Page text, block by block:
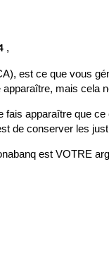
,
est ce que vous
mais cela
fais apparaître que
de conserver les
est VOTRE